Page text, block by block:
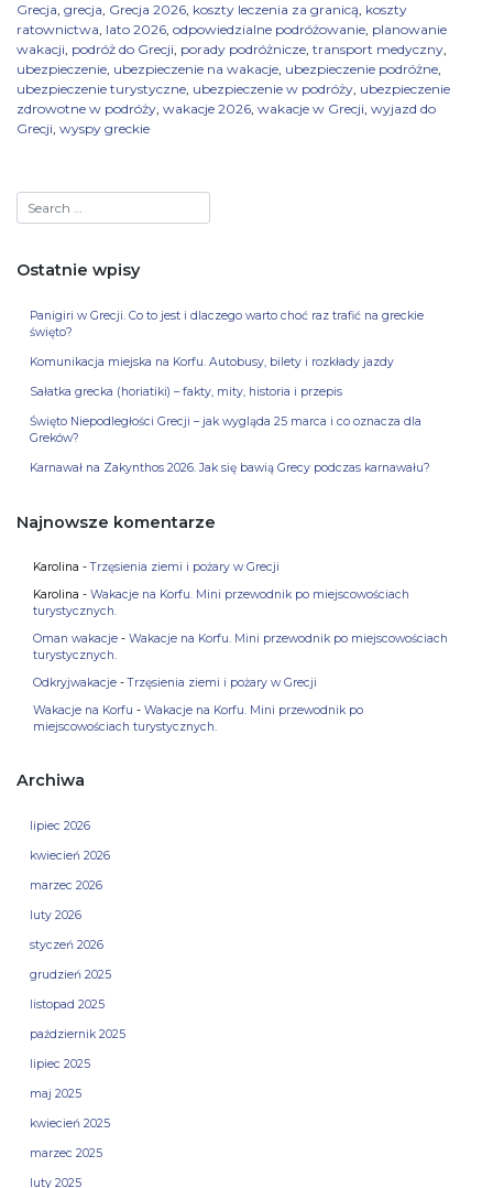
Grecja, grecja, Grecja 2026, koszty leczenia za granicą, koszty
ratownictwa, lato 2026, odpowiedzialne podróżowanie, planowanie
wakacji, podróż do Grecji, porady podróżnicze, transport medyczny,
ubezpieczenie, ubezpieczenie na wakacje, ubezpieczenie podróżne,
ubezpieczenie turystyczne, ubezpieczenie w podróży, ubezpieczenie
zdrowotne w podróży, wakacje 2026, wakacje w Grecji, wyjazd do
Grecji, wyspy greckie
Ostatnie wpisy
Panigiri w Grecji. Co to jest i dlaczego warto choć raz trafić na greckie
święto?
Komunikacja miejska na Korfu. Autobusy, bilety i rozkłady jazdy
Sałatka grecka (horiatiki) – fakty, mity, historia i przepis
Święto Niepodległości Grecji – jak wygląda 25 marca i co oznacza dla
Greków?
Karnawał na Zakynthos 2026. Jak się bawią Grecy podczas karnawału?
Najnowsze komentarze
Karolina -Trzęsienia ziemi i pożary w Grecji
Karolina - Wakacje na Korfu. Mini przewodnik po miejscowościach
turystycznych.
Oman wakacje - Wakacje na Korfu. Mini przewodnik po miejscowościach
turystycznych.
Odkryjwakacje -Trzęsienia ziemi i pożary w Grecji
Wakacje na Korfu - Wakacje na Korfu. Mini przewodnik po
miejscowościach turystycznych.
Archiwa
lipiec 2026
kwiecień 2026
marzec 2026
luty 2026
styczeń 2026
grudzień 2025
listopad 2025
październik 2025
lipiec 2025
maj 2025
kwiecień 2025
marzec 2025
luty 2025